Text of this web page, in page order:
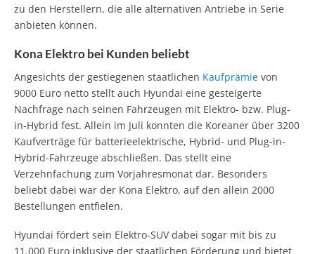
zu den Herstellern, die alle alternativen Antriebe in Serie
anbieten können.
Kona Elektro bei Kunden beliebt
Angesichts der gestiegenen staatlichen Kaufprämie von
9000 Euro netto stellt auch Hyundai eine gesteigerte
Nachfrage nach seinen Fahrzeugen mit Elektro- bzw. Plug-
in-Hybrid fest. Allein im Juli konnten die Koreaner über 3200
Kaufverträge für batterieelektrische, Hybrid- und Plug-in-
Hybrid-Fahrzeuge abschließen. Das stellt eine
Verzehnfachung zum Vorjahresmonat dar. Besonders
beliebt dabei war der Kona Elektro, auf den allein 2000
Bestellungen entfielen.
Hyundai fördert sein Elektro-SUV dabei sogar mit bis zu
11.000 Euro inklusive der staatlichen Förderung und bietet